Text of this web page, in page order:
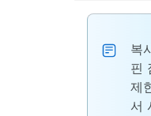
복
핀
제
서